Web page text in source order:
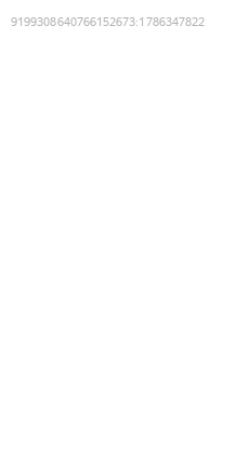
9199308640766152673:1786347822